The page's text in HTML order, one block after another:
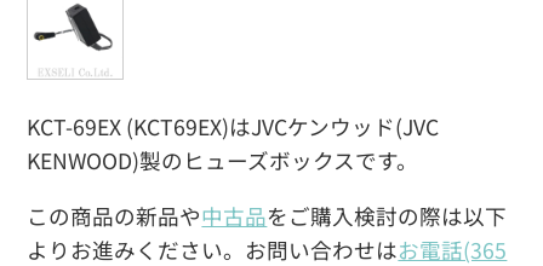
KCT-69EX (KCT69EX)はJVCケンウッド(JVC
KENWOOD)製のヒューズボックスです。
この商品の新品や中古品をご購入検討の際は以下
よりお進みください。お問い合わせはお電話(365